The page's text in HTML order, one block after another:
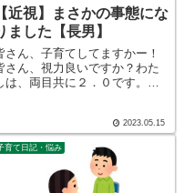
【近視】まさかの事態にな
ました【長男】
さん、子育てしてますかー！
さん、視力良いですか？わた
は、両目共に２．０です。し
布団ブログの運営をしている
ぶ(@meitou_zabuton)です。わ
しは40代でひとり親（シ...
2023.05.15
育て日記・悩み